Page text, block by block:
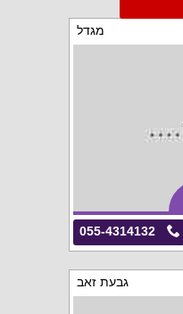
מגדל
055-4314132
גבעת זאב